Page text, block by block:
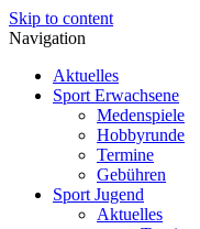
Skip to content
Navigation
Aktuelles
Sport Erwachsene
Medenspiele
Hobbyrunde
Termine
Gebühren
Sport Jugend
Aktuelles